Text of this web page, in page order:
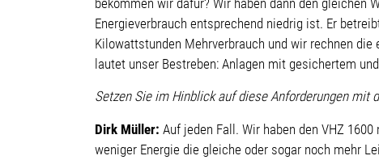
Energieverbrauch entsprechend niedrig ist. Er
Kilowattstunden Mehrverbrauch und wir rechnen
lautet unser Bestreben: Anlagen mit gesichertem
Setzen Sie im Hinblick auf diese Anforderungen mit
Dirk Müller: Auf jeden Fall. Wir haben den VHZ
weniger Energie die gleiche oder sogar noch mehr